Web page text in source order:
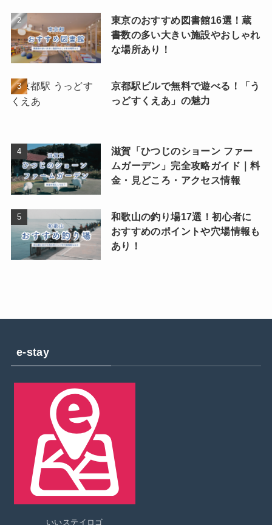
東京のおすすめ図書館16選！蔵
書数の多い大きい施設やおしゃれ
な場所あり！
京都駅ビルで無料で遊べる！「う
っどすくえあ」の魅力
滋賀「ひつじのショーン ファー
ムガーデン」完全攻略ガイド｜料
金・見どころ・アクセス情報
和歌山の釣り場17選！初心者に
おすすめのポイントや穴場情報も
あり！
e-stay
いいステイロゴ